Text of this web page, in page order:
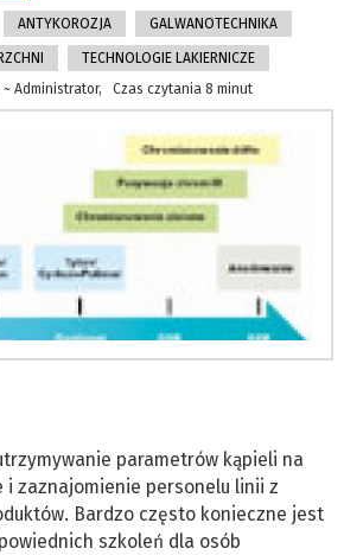
ANTYKOROZJA GALWANOTECHNIKA
TECHNOLOGIE LAKIERNICZE
~ Administrator, Czas czytania 8 minut
parametrów kąpieli na
i zaznajomienie personelu linii z
Bardzo często konieczne jest
szkoleń dla osób